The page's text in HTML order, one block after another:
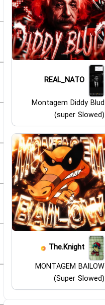
REAL_NATO
Montagem Diddy Blud
(super Slowed)
The.Knight
MONTAGEM BAILOW
(Super Slowed)